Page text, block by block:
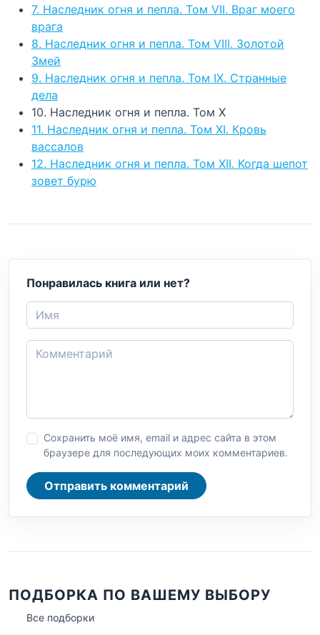
7. Наследник огня и пепла. Том VII. Враг моего
врага
8. Наследник огня и пепла. Том VIII. Золотой
Змей
9. Наследник огня и пепла. Том IХ. Странные
дела
10. Наследник огня и пепла. Том Х
11. Наследник огня и пепла. Том ХI. Кровь
вассалов
12. Наследник огня и пепла. Том XII. Когда шепот
зовет бурю
Понравилась книга или нет?
Сохранить моё имя, email и адрес сайта в этом
браузере для последующих моих комментариев.
Отправить комментарий
ПОДБОРКА ПО ВАШЕМУ ВЫБОРУ
Все подборки